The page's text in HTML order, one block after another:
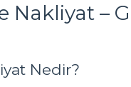
Nakliyat –
Nedir?